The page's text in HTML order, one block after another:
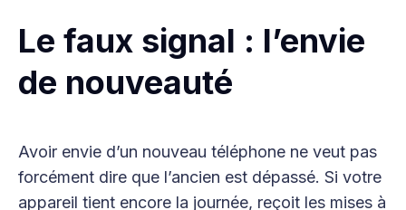
Le faux signal : l’envie
de nouveauté
Avoir envie d’un nouveau téléphone ne veut pas
forcément dire que l’ancien est dépassé. Si votre
appareil tient encore la journée, reçoit les mises à